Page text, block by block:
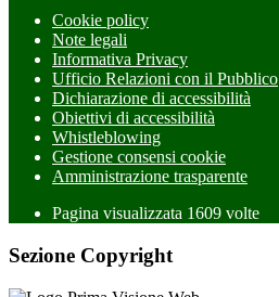
Cookie policy
Note legali
Informativa Privacy
Ufficio Relazioni con il Pubblico
Dichiarazione di accessibilità
Obiettivi di accessibilità
Whistleblowing
Gestione consensi cookie
Amministrazione trasparente
Pagina visualizzata 1609 volte
Sezione Copyright